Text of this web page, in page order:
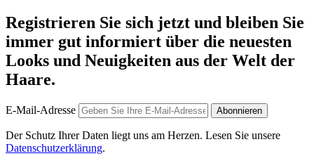
Registrieren Sie sich jetzt und bleiben Sie
immer gut informiert über die neuesten
Looks und Neuigkeiten aus der Welt der
Haare.
E-Mail-Adresse Abonnieren
Der Schutz Ihrer Daten liegt uns am Herzen. Lesen Sie unsere
Datenschutzerklärung.